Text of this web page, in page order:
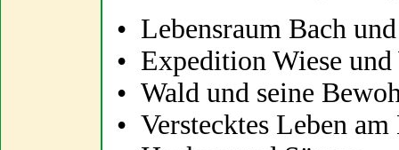
• Lebensraum Bach
• Expedition Wiese
• Wald und seine
• Verstecktes Leben